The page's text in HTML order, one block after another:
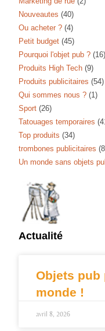
Nouveautes (40)
Ou acheter ? (4)
Petit budget (45)
Pourquoi l'objet pub ? (16)
Produits High Tech (9)
Produits publicitaires (54)
Qui sommes nous ? (1)
Sport (26)
Tatouages temporaires
Top produits (34)
trombones publicitaires
Un monde sans objets
Actualité
Objets pub
monde !
avril 8, 2026